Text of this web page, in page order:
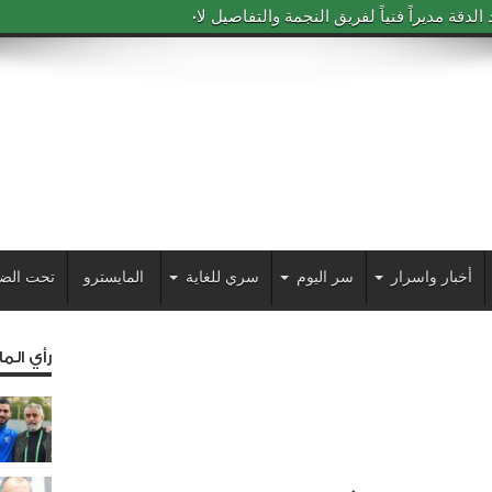
مديراً فنياً لفريق النجمة والتفاصيل لاحقاً
أخبار واسرار سر اليوم سري للغاية المايسترو تحت
رأي